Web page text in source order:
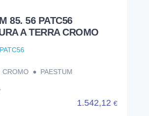
85. 56 PATC56
A TERRA CROMO
PATC56
● PAESTUM
1.542,12 €